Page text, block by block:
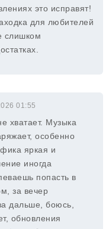
это исправят!
для любителей
слишком
01:55
хватает. Музыка
особенно
яркая и
иногда
попасть в
за вечер
дальше, боюсь,
обновления